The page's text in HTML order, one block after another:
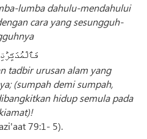
lumba dahulu-mendahului
cara yang sesungguh-
tadbir urusan alam yang
(sumpah demi sumpah,
hidup semula pada
79:1- 5).